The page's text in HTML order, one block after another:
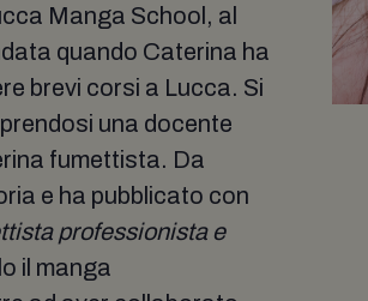
Manga School, al
quando Caterina ha
brevi corsi a Lucca. Si
una docente
fumettista. Da
e ha pubblicato con
professionista e
il manga